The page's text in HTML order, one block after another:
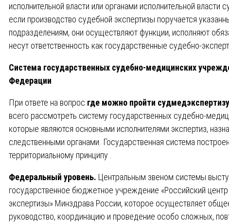
исполнительной власти или органами исполнительной власти
если производство судебной экспертизы поручается
подразделениям, они осуществляют функции, исполняют
несут ответственность как государственные судебно-
Система государственных судебно-медицинских
Федерации
При ответе на вопрос где можно пройти
всего рассмотреть систему государственных судебно-
которые являются основными исполнителями экспертиз,
следственными органами. Государственная система
территориальному принципу .
Федеральный уровень. Центральным звеном системы
государственное бюджетное учреждение «Российский
экспертизы» Минздрава России, которое осуществляет
руководство, координацию и проведение особо сложных,